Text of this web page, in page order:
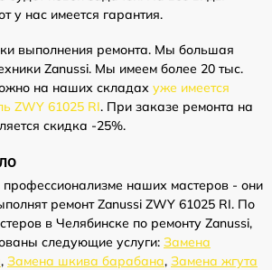
у нас имеется гарантия.
выполнения ремонта. Мы большая
Zanussi. Мы имеем более 20 тыс.
на наших складах уже имеется
ZWY 61025 RI. При заказе ремонта на
скидка -25%.
наших мастеров - они
ремонт Zanussi ZWY 61025 RI. По
в Челябинске по ремонту Zanussi,
следующие услуги: Замена
, Замена шкива барабана, Замена жгута